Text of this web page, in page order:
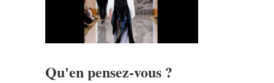
Qu'en pensez-vous ?